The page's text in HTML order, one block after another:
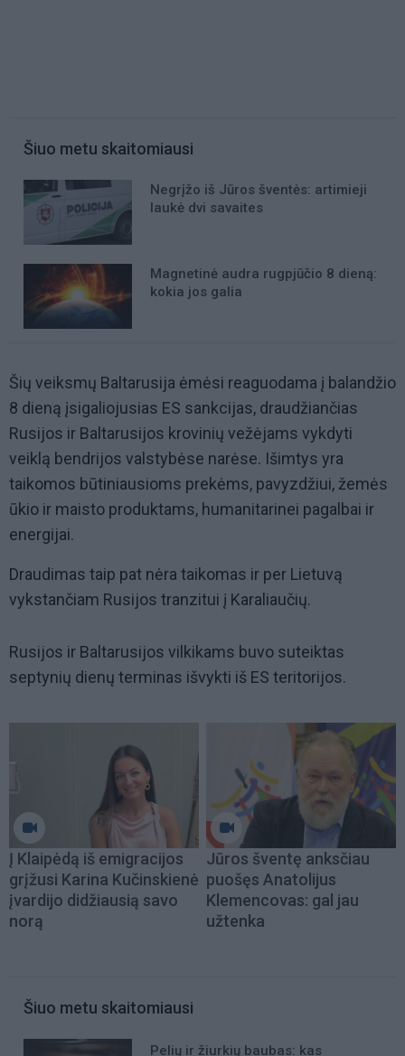
Šiuo metu skaitomiausi
Negrįžo iš Jūros šventės: artimieji
laukė dvi savaites
Magnetinė audra rugpjūčio 8 dieną:
kokia jos galia
Šių veiksmų Baltarusija ėmėsi reaguodama į balandžio
8 dieną įsigaliojusias ES sankcijas, draudžiančias
Rusijos ir Baltarusijos krovinių vežėjams vykdyti
veiklą bendrijos valstybėse narėse. Išimtys yra
taikomos būtiniausioms prekėms, pavyzdžiui, žemės
ūkio ir maisto produktams, humanitarinei pagalbai ir
energijai.
Draudimas taip pat nėra taikomas ir per Lietuvą
vykstančiam Rusijos tranzitui į Karaliaučių.
Rusijos ir Baltarusijos vilkikams buvo suteiktas
septynių dienų terminas išvykti iš ES teritorijos.
Į Klaipėdą iš emigracijos
grįžusi Karina Kučinskienė
įvardijo didžiausią savo
norą
Jūros šventę anksčiau
puošęs Anatolijus
Klemencovas: gal jau
užtenka
Šiuo metu skaitomiausi
Pelių ir žiurkių baubas: kas